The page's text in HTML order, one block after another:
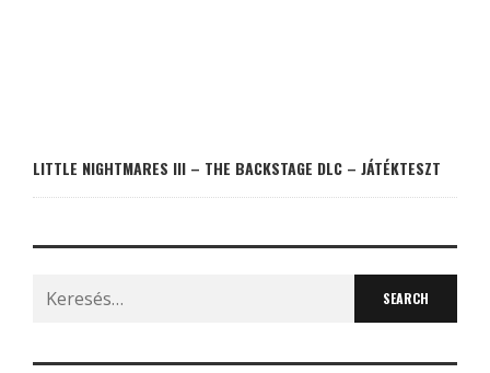
LITTLE NIGHTMARES III – THE BACKSTAGE DLC – JÁTÉKTESZT
Search
for: